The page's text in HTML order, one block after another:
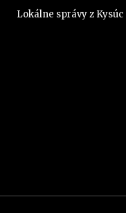
Lokálne správy z Kysúc